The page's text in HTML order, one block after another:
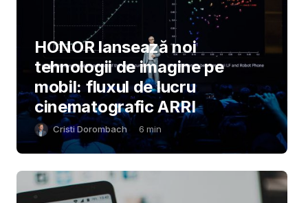
HONOR lansează noi
tehnologii de imagine pe
mobil: fluxul de lucru
cinematografic ARRI
Cristi Dorombach 6 min